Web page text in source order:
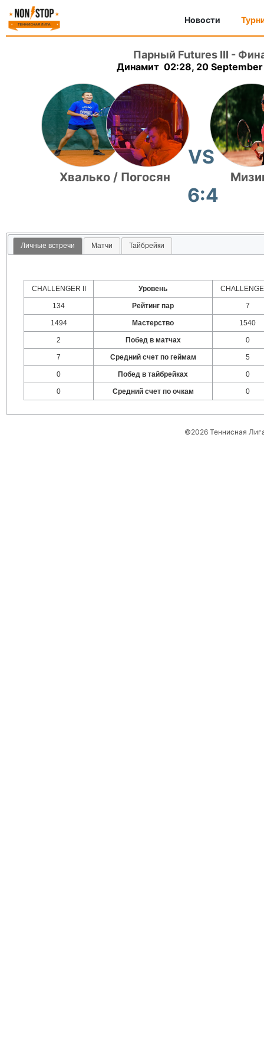
Новости
Парный Futures III -
Динамит 02:28, 20
Хвалько / Погосян
VS
6:4
Личные встречи Матчи Тайбрейки
CHALLENGER II Уровень
134 Рейтинг пар 7
1494 Мастерство 1540
2 Побед в матчах 0
7 Средний счет по геймам 5
0 Побед в тайбрейках 0
0 Средний счет по очкам 0
©2026 Теннисная